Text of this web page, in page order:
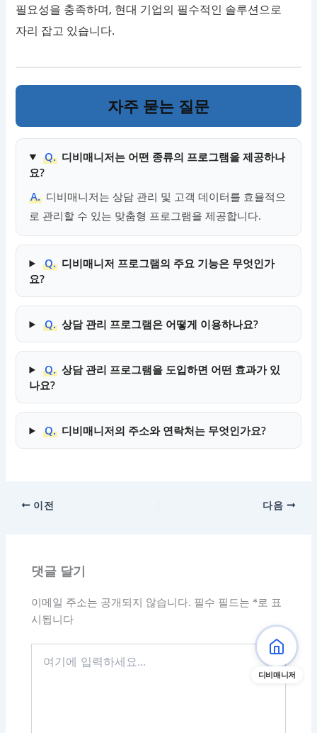
필요성을 충족하며, 현대 기업의 필수적인 솔루션으로
자리 잡고 있습니다.
자주 묻는 질문
Q. 디비매니저는 어떤 종류의 프로그램을 제공하나
요?
A. 디비매니저는 상담 관리 및 고객 데이터를 효율적으
로 관리할 수 있는 맞춤형 프로그램을 제공합니다.
Q. 디비매니저 프로그램의 주요 기능은 무엇인가
요?
Q. 상담 관리 프로그램은 어떻게 이용하나요?
Q. 상담 관리 프로그램을 도입하면 어떤 효과가 있
나요?
Q. 디비매니저의 주소와 연락처는 무엇인가요?
디비매니저
이전 다음
댓글 달기
이메일 주소는 공개되지 않습니다. 필수 필드는 *로 표
시됩니다